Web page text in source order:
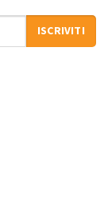
ISCRIVITI